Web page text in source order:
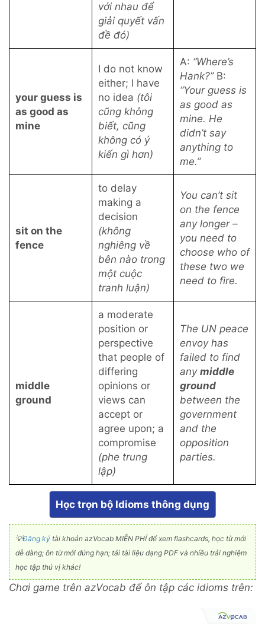
với nhau để
giải quyết vấn
đề đó)
your guess is
as good as
mine
I do not know
either; I have
no idea (tôi
cũng không
biết, cũng
không có ý
kiến gì hơn)
A: “Where’s
Hank?”B:
“Your guess is
as good as
mine. He
didn’t say
anything to
me.”
sit on the
fence
to delay
making a
decision
(không
nghiêng về
bên nào trong
một cuộc
tranh luận)
You can’t sit
on the fence
any longer –
you need to
choose who of
these two we
need to fire.
middle
ground
a moderate
position or
perspective
that people of
differing
opinions or
views can
accept or
agree upon; a
compromise
(phe trung
lập)
The UN peace
envoy has
failed to find
any middle
ground
between the
government
and the
opposition
parties.
💡Đăng ký tài khoản azVocab MIỄN PHÍ để xem flashcards, học từ mới
dễ dàng; ôn từ mới đúng hạn; tải tài liệu dạng PDF và nhiều trải nghiệm
học tập thú vị khác!
Chơi game trên azVocab để ôn tập các idioms trên: